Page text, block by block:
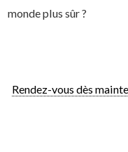
monde plus sûr ?
Rendez-vous dès